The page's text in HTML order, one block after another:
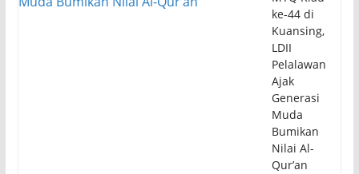
ke-44 di
Kuansing,
LDII
Pelalawan
Ajak
Generasi
Muda
Bumikan
Nilai Al-
Qur’an